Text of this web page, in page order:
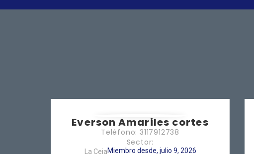
Everson Amariles cortes
Teléfono: 3117912738
Sector:
La CejaMiembro desde, julio 9, 2026